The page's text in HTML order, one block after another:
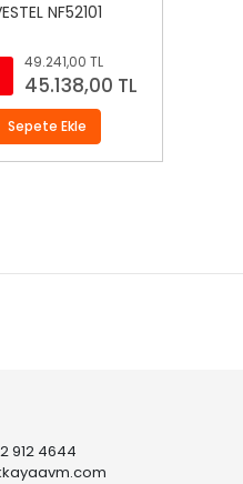
NF52101
49.241,00 TL
45.138,00 TL
Sepete Ekle
912 4644